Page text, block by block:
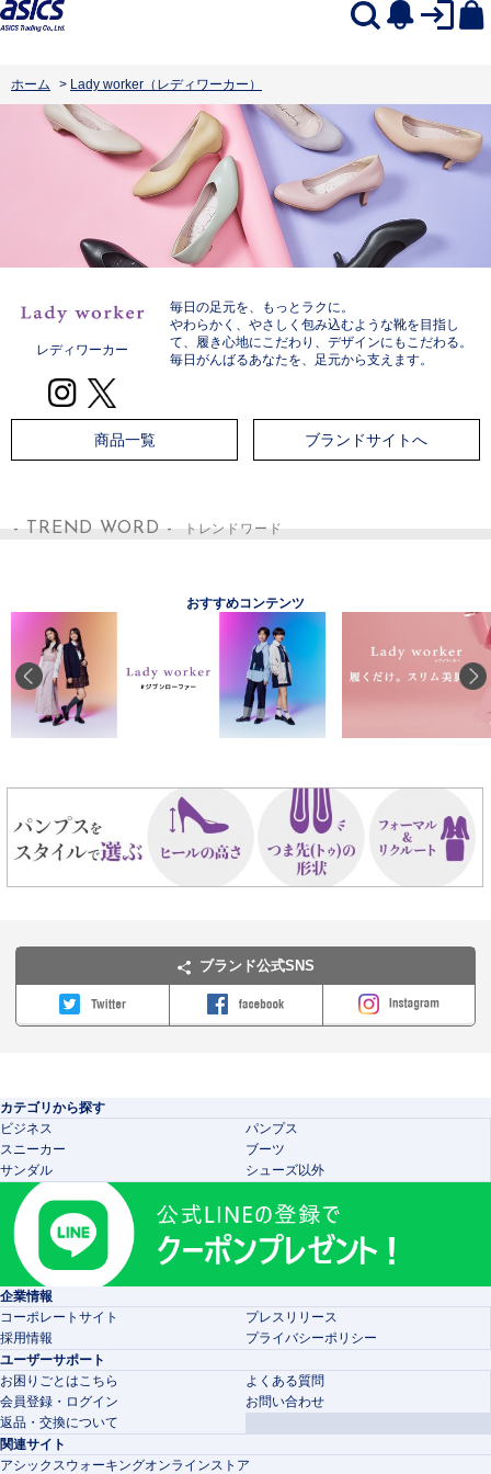
ホーム > Lady worker（レディワーカー）
レディワーカー
毎日の足元を、もっとラクに。
やわらかく、やさしく包み込むような靴を目指し
て、履き心地にこだわり、デザインにもこだわる。
毎日がんばるあなたを、足元から支えます。
商品一覧 ブランドサイトへ
- TREND WORD - トレンドワード
おすすめコンテンツ
ブランド公式SNS
カテゴリから探す
ビジネス
パンプス
スニーカー
ブーツ
サンダル
シューズ以外
企業情報
コーポレートサイト
プレスリリース
採用情報
プライバシーポリシー
ユーザーサポート
お困りごとはこちら
よくある質問
会員登録・ログイン
お問い合わせ
返品・交換について
関連サイト
アシックスウォーキングオンラインストア